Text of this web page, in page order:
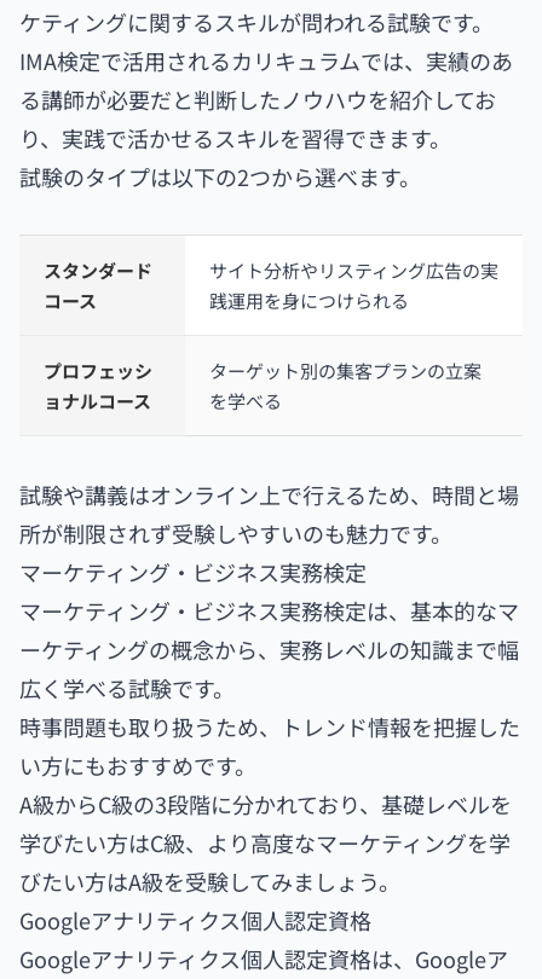
ケティングに関するスキルが問われる試験です。
IMA検定で活用されるカリキュラムでは、実績のあ
る講師が必要だと判断したノウハウを紹介してお
り、実践で活かせるスキルを習得できます。
試験のタイプは以下の2つから選べます。
スタンダード
コース
サイト分析やリスティング広告の実
践運用を身につけられる
プロフェッシ
ョナルコース
ターゲット別の集客プランの立案
を学べる
試験や講義はオンライン上で行えるため、時間と場
所が制限されず受験しやすいのも魅力です。
マーケティング・ビジネス実務検定
マーケティング・ビジネス実務検定は、基本的なマ
ーケティングの概念から、実務レベルの知識まで幅
広く学べる試験です。
時事問題も取り扱うため、トレンド情報を把握した
い方にもおすすめです。
A級からC級の3段階に分かれており、基礎レベルを
学びたい方はC級、より高度なマーケティングを学
びたい方はA級を受験してみましょう。
Googleアナリティクス個人認定資格
Googleアナリティクス個人認定資格は、Googleア